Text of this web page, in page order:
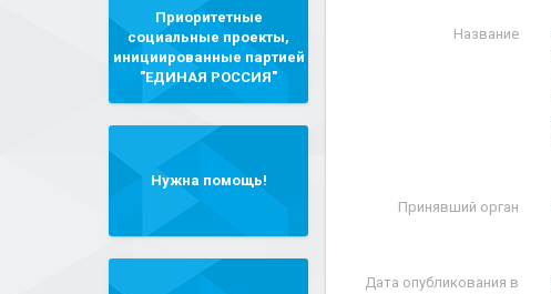
Приоритетные
социальные проекты,
инициированные партией
"ЕДИНАЯ РОССИЯ"
Нужна помощь!
Название
Принявший орган
Дата опубликования в